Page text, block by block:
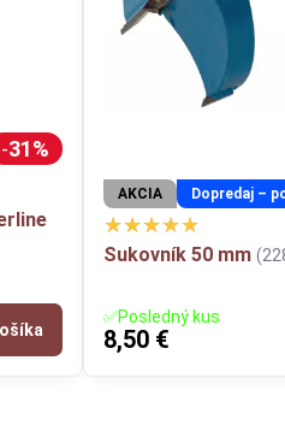
31%
AKCIA Dopredaj –
Sukovník 50 mm
✅Posledný kus
8,50 €